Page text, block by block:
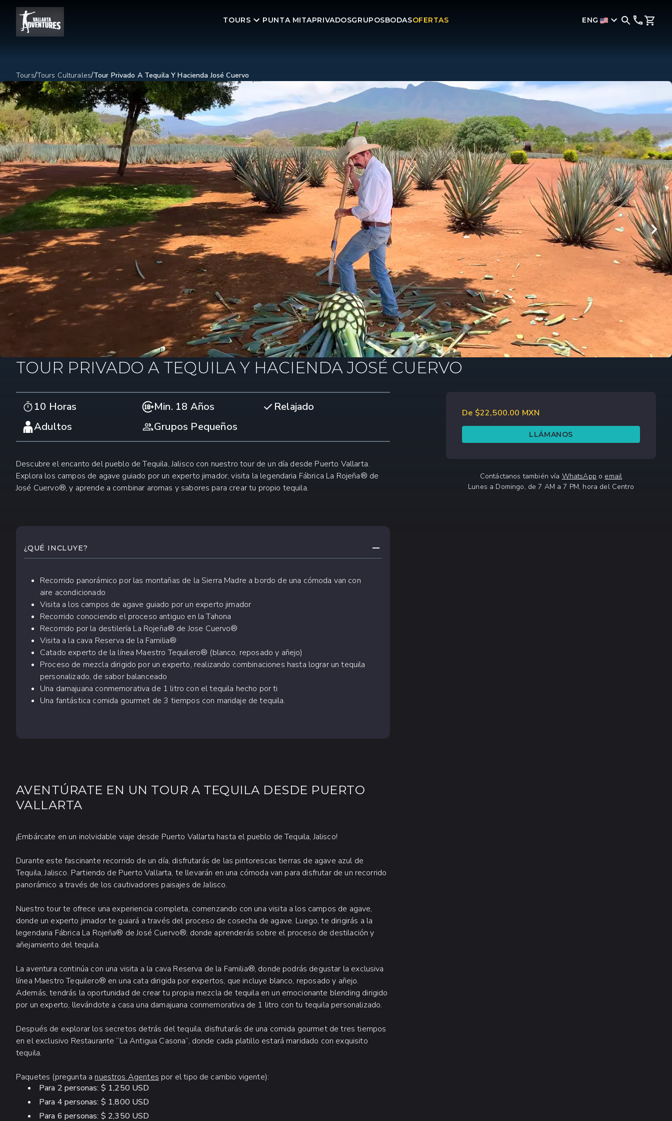
TOURS PUNTA MITAPRIVADOSGRUPOSBODASOFERTAS ENG
Tours/Tours Culturales/Tour Privado A Tequila Y Hacienda José Cuervo
TOUR PRIVADO A TEQUILA Y HACIENDA JOSÉ CUERVO
10 Horas Min. 18 Años
Relajado
Adultos
Grupos Pequeños
De $22,500.00 MXN
LLÁMANOS
Contáctanos también vía WhatsApp o email
Lunes a Domingo, de 7 AM a 7 PM, hora del Centro
Descubre el encanto del pueblo de Tequila, Jalisco con nuestro tour de un día desde Puerto Vallarta.
Explora los campos de agave guiado por un experto jimador, visita la legendaria Fábrica La Rojeña® de
José Cuervo®, y aprende a combinar aromas y sabores para crear tu propio tequila.
¿QUÉ INCLUYE? CONTRAER CONTENIDO
Recorrido panorámico por las montañas de la Sierra Madre a bordo de una cómoda van con
aire acondicionado
Visita a los campos de agave guiado por un experto jimador
Recorrido conociendo el proceso antiguo en la Tahona
Recorrido por la destilería La Rojeña® de Jose Cuervo®
Visita a la cava Reserva de la Familia®
Catado experto de la línea Maestro Tequilero® (blanco, reposado y añejo)
Proceso de mezcla dirigido por un experto, realizando combinaciones hasta lograr un tequila
personalizado, de sabor balanceado
Una damajuana conmemorativa de 1 litro con el tequila hecho por ti
Una fantástica comida gourmet de 3 tiempos con maridaje de tequila.
AVENTÚRATE EN UN TOUR A TEQUILA DESDE PUERTO
VALLARTA
¡Embárcate en un inolvidable viaje desde Puerto Vallarta hasta el pueblo de Tequila, Jalisco!
Durante este fascinante recorrido de un día, disfrutarás de las pintorescas tierras de agave azul de
Tequila, Jalisco. Partiendo de Puerto Vallarta, te llevarán en una cómoda van para disfrutar de un recorrido
panorámico a través de los cautivadores paisajes de Jalisco.
Nuestro tour te ofrece una experiencia completa, comenzando con una visita a los campos de agave,
donde un experto jimador te guiará a través del proceso de cosecha de agave. Luego, te dirigirás a la
legendaria Fábrica La Rojeña® de José Cuervo®, donde aprenderás sobre el proceso de destilación y
añejamiento del tequila.
La aventura continúa con una visita a la cava Reserva de la Familia®, donde podrás degustar la exclusiva
línea Maestro Tequilero® en una cata dirigida por expertos, que incluye blanco, reposado y añejo.
Además, tendrás la oportunidad de crear tu propia mezcla de tequila en un emocionante blending dirigido
por un experto, llevándote a casa una damajuana conmemorativa de 1 litro con tu tequila personalizado.
Después de explorar los secretos detrás del tequila, disfrutarás de una comida gourmet de tres tiempos
en el exclusivo Restaurante “La Antigua Casona”, donde cada platillo estará maridado con exquisito
tequila.
Paquetes (pregunta a nuestros Agentes por el tipo de cambio vigente):
Para 2 personas: $ 1,250 USD
Para 4 personas: $ 1,800 USD
Para 6 personas: $ 2,350 USD